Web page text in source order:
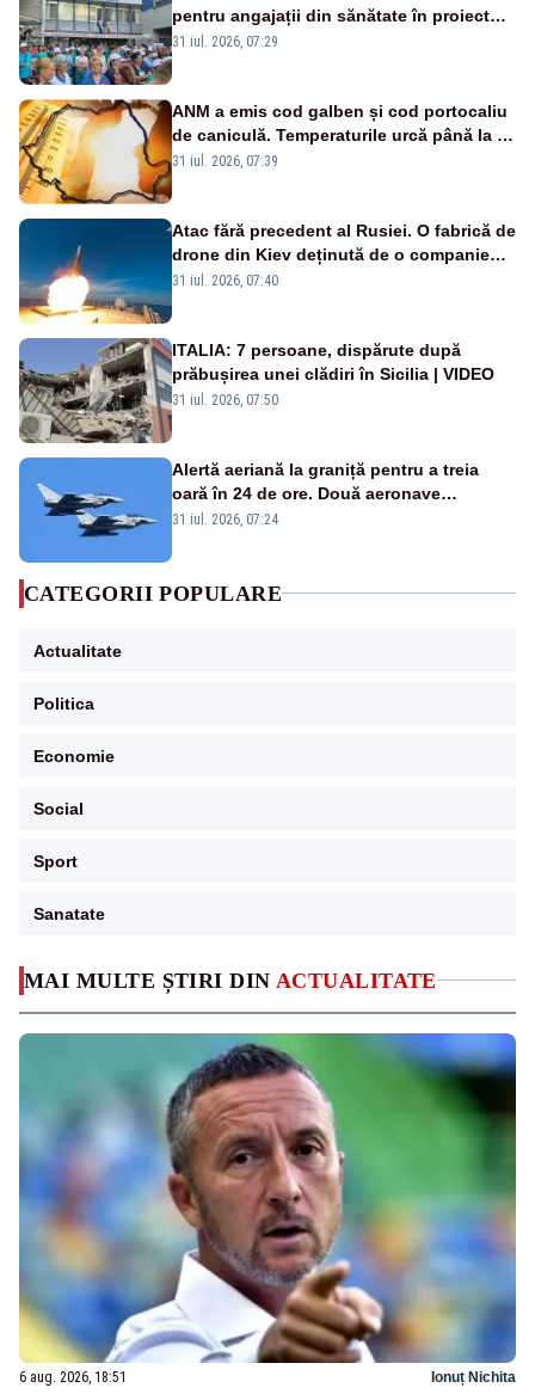
MAI MULTE ȘTIRI DIN ACTUALITATE
6 aug. 2026, 18:51 Ionuț Nichita
pentru angajații din sănătate în proiectul
Legii salarizării
31 iul. 2026, 07:29
ANM a emis cod galben și cod portocaliu
de caniculă. Temperaturile urcă până la 38
de grade, iar nopțile devin tropicale
31 iul. 2026, 07:39
Atac fără precedent al Rusiei. O fabrică de
drone din Kiev deținută de o companie
americană, distrusă de o rachetă
31 iul. 2026, 07:40
ITALIA: 7 persoane, dispărute după
prăbușirea unei clădiri în Sicilia | VIDEO
31 iul. 2026, 07:50
Alertă aeriană la graniță pentru a treia
oară în 24 de ore. Două aeronave
Eurofighter britanice au fost ridicate de la
31 iul. 2026, 07:24
CATEGORII POPULARE
Actualitate
Politica
Economie
Social
Sport
Sanatate